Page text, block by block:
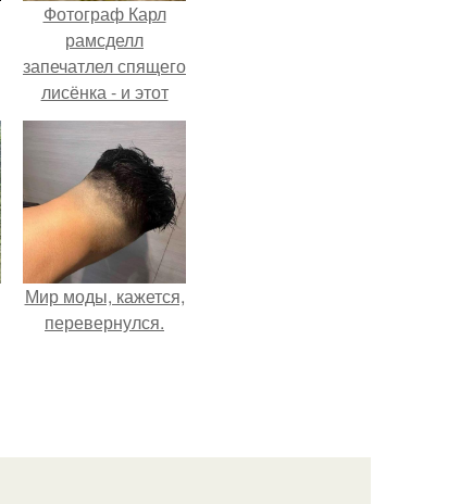
Фотограф Карл
рамсделл
запечатлел спящего
лисёнка - и этот
кадр способен
растопить даже
самое суровое
сердце.
Мир моды, кажется,
перевернулся.